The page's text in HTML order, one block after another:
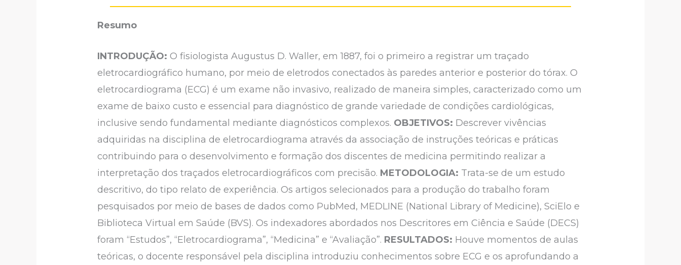
Resumo
INTRODUÇÃO:O fisiologista Augustus D. Waller, em 1887, foi o primeiro a registrar um traçado
eletrocardiográfico humano, por meio de eletrodos conectados às paredes anterior e posterior do tórax. O
eletrocardiograma (ECG) é um exame não invasivo, realizado de maneira simples, caracterizado como um
exame de baixo custo e essencial para diagnóstico de grande variedade de condições cardiológicas,
inclusive sendo fundamental mediante diagnósticos complexos. OBJETIVOS: Descrever vivências
adquiridas na disciplina de eletrocardiograma através da associação de instruções teóricas e práticas
contribuindo para o desenvolvimento e formação dos discentes de medicina permitindo realizar a
interpretação dos traçados eletrocardiográficos com precisão. METODOLOGIA: Trata-se de um estudo
descritivo, do tipo relato de experiência. Os artigos selecionados para a produção do trabalho foram
pesquisados por meio de bases de dados como PubMed, MEDLINE (National Library of Medicine), SciElo e
Biblioteca Virtual em Saúde (BVS). Os indexadores abordados nos Descritores em Ciência e Saúde (DECS)
foram “Estudos”, “Eletrocardiograma”, “Medicina” e “Avaliação”. RESULTADOS: Houve momentos de aulas
teóricas, o docente responsável pela disciplina introduziu conhecimentos sobre ECG e os aprofundando a